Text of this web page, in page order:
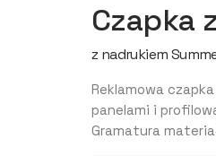
Czapka
z nadrukiem
Reklamowa
panelami i
Gramatura